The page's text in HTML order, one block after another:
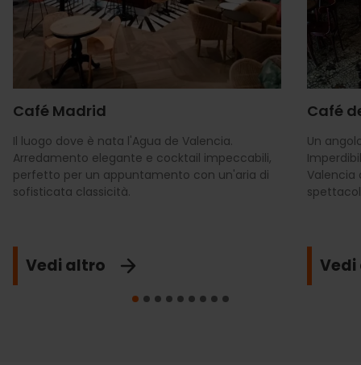
Café Madrid
Il luogo dove è nata l'Agua de Valencia.
Arredamento elegante e cocktail impeccabili,
perfetto per un appuntamento con un'aria di
sofisticata classicità.
Vedi altro
Café
Un
Valencia